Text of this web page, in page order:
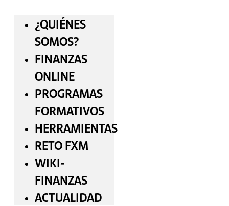
¿QUIÉNES
SOMOS?
FINANZAS
ONLINE
PROGRAMAS
FORMATIVOS
HERRAMIENTAS
RETO FXM
WIKI-
FINANZAS
ACTUALIDAD